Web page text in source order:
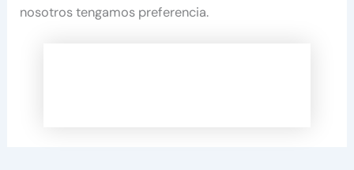
nosotros tengamos preferencia.